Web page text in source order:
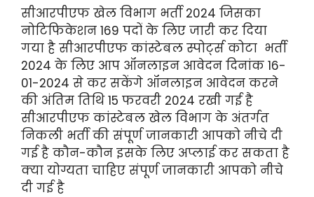
सीआरपीएफ खेल विभाग भर्ती 2024 जिसका
नोटिफिकेशन 169 पदों के लिए जारी कर दिया
गया है सीआरपीएफ कांस्टेबल स्पोर्ट्स कोटा भर्ती
2024 के लिए आप ऑनलाइन आवेदन दिनांक 16-
01-2024 से कर सकेंगे ऑनलाइन आवेदन करने
की अंतिम तिथि 15 फरवरी 2024 रखी गई है
सीआरपीएफ कांस्टेबल खेल विभाग के अंतर्गत
निकली भर्ती की संपूर्ण जानकारी आपको नीचे दी
गई है कौन-कौन इसके लिए अप्लाई कर सकता है
क्या योग्यता चाहिए संपूर्ण जानकारी आपको नीचे
दी गई है